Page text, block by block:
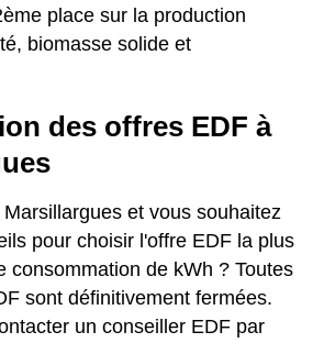
place sur la production
biomasse solide et
des offres EDF à
et vous souhaitez
pour choisir l'offre EDF la plus
consommation de kWh ? Toutes
sont définitivement fermées.
un conseiller EDF par